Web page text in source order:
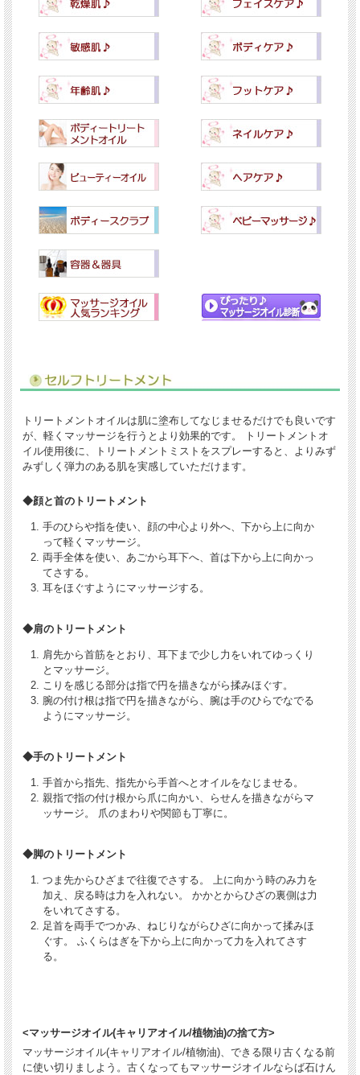
トリートメントオイルは肌に塗布してなじませるだけでも良いです
が、軽くマッサージを行うとより効果的です。 トリートメントオ
イル使用後に、トリートメントミストをスプレーすると、よりみず
みずしく弾力のある肌を実感していただけます。
◆顔と首のトリートメント
手のひらや指を使い、顔の中心より外へ、下から上に向か
って軽くマッサージ。
両手全体を使い、あごから耳下へ、首は下から上に向かっ
てさする。
耳をほぐすようにマッサージする。
◆肩のトリートメント
肩先から首筋をとおり、耳下まで少し力をいれてゆっくり
とマッサージ。
こりを感じる部分は指で円を描きながら揉みほぐす。
腕の付け根は指で円を描きながら、腕は手のひらでなでる
ようにマッサージ。
◆手のトリートメント
手首から指先、指先から手首へとオイルをなじませる。
親指で指の付け根から爪に向かい、らせんを描きながらマ
ッサージ。 爪のまわりや関節も丁寧に。
◆脚のトリートメント
つま先からひざまで往復でさする。 上に向かう時のみ力を
加え、戻る時は力を入れない。 かかとからひざの裏側は力
をいれてさする。
足首を両手でつかみ、ねじりながらひざに向かって揉みほ
ぐす。 ふくらはぎを下から上に向かって力を入れてさす
る。
<マッサージオイル(キャリアオイル/植物油)の捨て方>
マッサージオイル(キャリアオイル/植物油)、できる限り古くなる前
に使い切りましよう。古くなってもマッサージオイルならば石けん